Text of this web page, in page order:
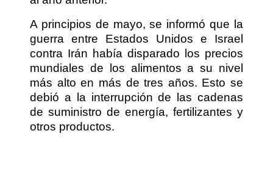
A principios de mayo, se informó que la
guerra entre Estados Unidos e Israel
contra Irán había disparado los precios
mundiales de los alimentos a su nivel
más alto en más de tres años. Esto se
debió a la interrupción de las cadenas
de suministro de energía, fertilizantes y
otros productos.